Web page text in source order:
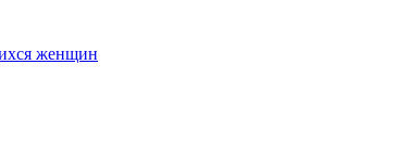
женщин